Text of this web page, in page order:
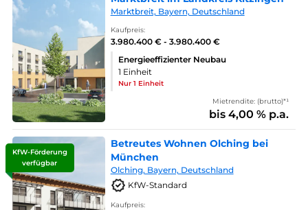
Marktbreit, Bayern, Deutschland
Kaufpreis:
3.980.400 € - 3.980.400 €
Energieeffizienter Neubau
1 Einheit
Nur 1 Einheit
Mietrendite: (brutto)*¹
bis 4,00 % p.a.
KfW-Förderung
verfügbar
Betreutes Wohnen Olching bei
München
Olching, Bayern, Deutschland
KfW-Standard
Kaufpreis: